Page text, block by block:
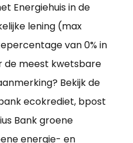
Energiehuis in de
lening (max
van 0% in
de meest kwetsbare
Bekijk de
ecokrediet, bpost
Bank groene
energie- en